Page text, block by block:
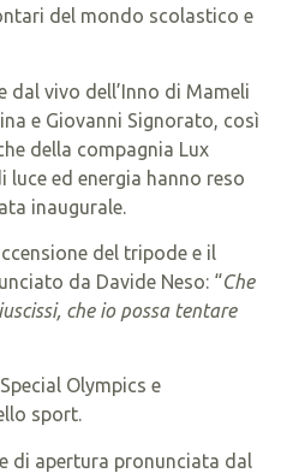
del mondo scolastico e
dal vivo dell’Inno di Mameli
e Giovanni Signorato, così
della compagnia Lux
luce ed energia hanno reso
inaugurale.
del tripode e il
da Davide Neso: “Che
che io possa tentare
Olympics e
sport.
di apertura pronunciata dal